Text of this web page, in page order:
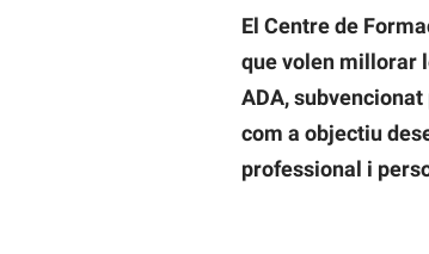
El Centre de
que volen millorar
ADA, subvencionat
com a objectiu
professional i